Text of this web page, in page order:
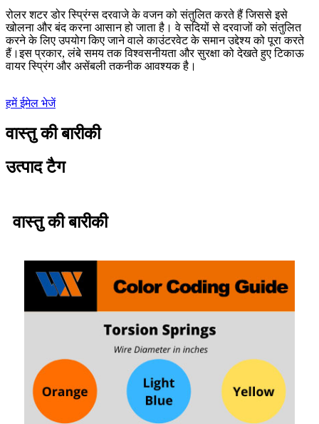
रोलर शटर डोर स्प्रिंग्स दरवाजे के वजन को संतुलित करते हैं जिससे इसे
खोलना और बंद करना आसान हो जाता है। वे सदियों से दरवाजों को संतुलित
करने के लिए उपयोग किए जाने वाले काउंटरवेट के समान उद्देश्य को पूरा करते
हैं।इस प्रकार, लंबे समय तक विश्वसनीयता और सुरक्षा को देखते हुए टिकाऊ
वायर स्प्रिंग और असेंबली तकनीक आवश्यक है।
हमें ईमेल भेजें
वास्तु की बारीकी
उत्पाद टैग
वास्तु की बारीकी